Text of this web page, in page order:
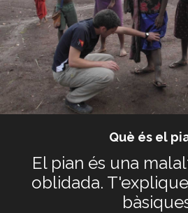
Què és el
El pian és una
oblidada.